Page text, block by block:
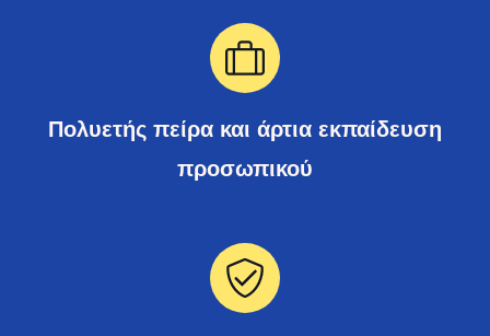
Πολυετής πείρα και άρτια εκπαίδευση
προσωπικού